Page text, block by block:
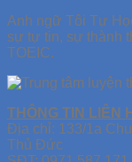
Anh ngữ Tôi Tự
sự tự tin, sự thành
TOEIC.
THÔNG TIN LIÊN
Địa chỉ: 133/1a
Thủ Đức